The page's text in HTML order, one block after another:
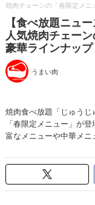
焼肉チェーンの「春限定メニ
【食べ放題ニュ
人気焼肉チェー
豪華ラインナップ
うまい肉
焼肉食べ放題「じゅうじ
「春限定メニュー」が
富なメニューや中華メニ